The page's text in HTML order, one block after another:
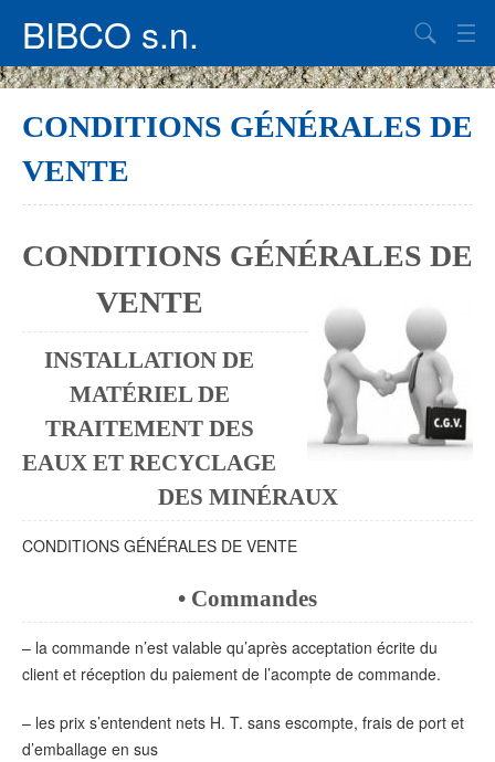
BIBCO s.n.
UN TRAITEMENT EFFICACE
FILTRE-PRESSE
LES EAUX DE PROCESS ET DES EAUX DE LAVAGE
EXPLOITER UNE CARRIÈRE
NOUS CONTACTER
actualités
CONDITIONS GÉNÉRALES DE
VENTE
CONDITIONS GÉNÉRALES DE
VENTE
INSTALLATION DE
MATÉRIEL DE
TRAITEMENT DES
EAUX ET RECYCLAGE
DES MINÉRAUX
CONDITIONS GÉNÉRALES DE VENTE
• Commandes
– la commande n’est valable qu’après acceptation écrite du
client et réception du paiement de l’acompte de commande.
– les prix s’entendent nets H. T. sans escompte, frais de port et
d’emballage en sus